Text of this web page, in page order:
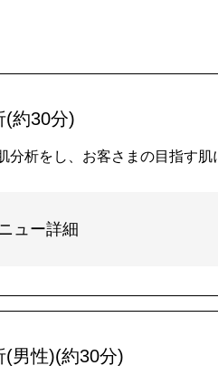
(約30分)
分析をし、お客さまの目指す
ュー詳細
(男性)(約30分)